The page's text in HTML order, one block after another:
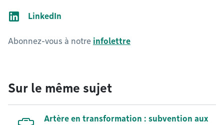
LinkedIn
Abonnez-vous à notre infolettre
Sur le même sujet
Artère en transformation : subvention aux